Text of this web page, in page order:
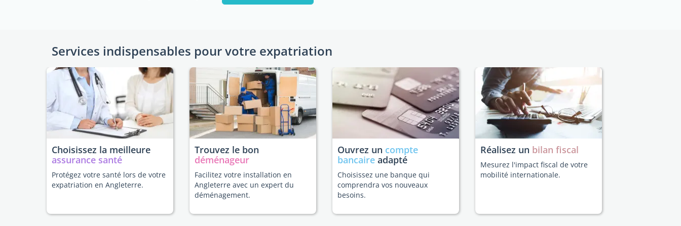
Services indispensables pour votre expatriation
Choisissez la meilleure
assurance santé
Protégez votre santé lors de votre
expatriation en Angleterre.
Trouvez le bon
déménageur
Facilitez votre installation en
Angleterre avec un expert du
déménagement.
Ouvrez un compte
bancaire adapté
Choisissez une banque qui
comprendra vos nouveaux
besoins.
Réalisez un bilan fiscal
Mesurez l'impact fiscal de votre
mobilité internationale.